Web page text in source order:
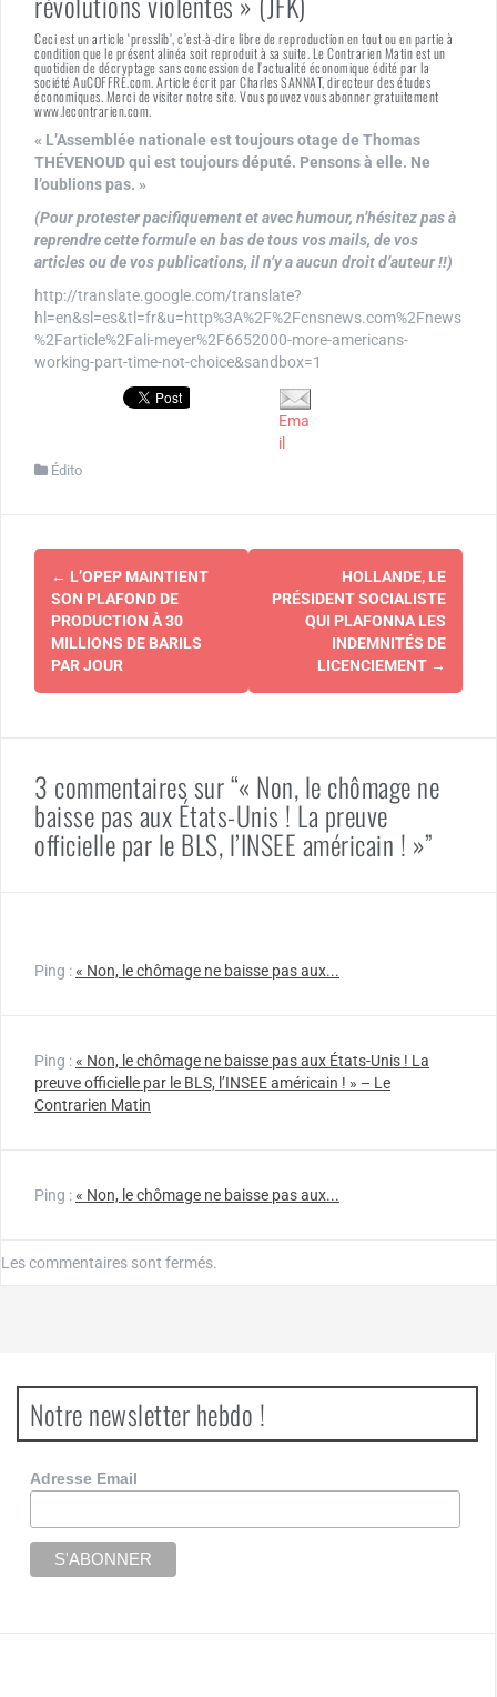
Ceci est un article ‘presslib’, c’est-à-dire libre de reproduction en tout ou en partie à
condition que le présent alinéa soit reproduit à sa suite. Le Contrarien Matin est un
quotidien de décryptage sans concession de l’actualité économique édité par la
société AuCOFFRE.com. Article écrit par Charles SANNAT, directeur des études
économiques. Merci de visiter notre site. Vous pouvez vous abonner gratuitement
www.lecontrarien.com.
« L’Assemblée nationale est toujours otage de Thomas
THÉVENOUD qui est toujours député. Pensons à elle. Ne
l’oublions pas. »
(Pour protester pacifiquement et avec humour, n’hésitez pas à
reprendre cette formule en bas de tous vos mails, de vos
articles ou de vos publications, il n’y a aucun droit d’auteur !!)
http://translate.google.com/translate?
hl=en&sl=es&tl=fr&u=http%3A%2F%2Fcnsnews.com%2Fnews
%2Farticle%2Fali-meyer%2F6652000-more-americans-
working-part-time-not-choice&sandbox=1
Ema
il
Édito
Navigation
d'article
← L’OPEP MAINTIENT
SON PLAFOND DE
PRODUCTION À 30
MILLIONS DE BARILS
PAR JOUR
HOLLANDE, LE
PRÉSIDENT SOCIALISTE
QUI PLAFONNA LES
INDEMNITÉS DE
LICENCIEMENT →
3 commentaires sur “« Non, le chômage ne
baisse pas aux États-Unis ! La preuve
officielle par le BLS, l’INSEE américain ! »”
Ping :« Non, le chômage ne baisse pas aux...
Ping :« Non, le chômage ne baisse pas aux États-Unis ! La
preuve officielle par le BLS, l’INSEE américain ! » – Le
Contrarien Matin
Ping :« Non, le chômage ne baisse pas aux...
Les commentaires sont fermés.
Notre newsletter hebdo !
Adresse Email